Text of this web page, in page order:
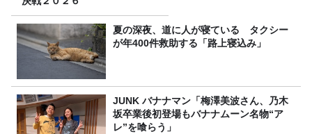
夏の深夜、道に人が寝ている タクシー
が年400件救助する「路上寝込み」
JUNK バナナマン「梅澤美波さん、乃木
坂卒業後初登場もバナナムーン名物“ア
レ”を喰らう」